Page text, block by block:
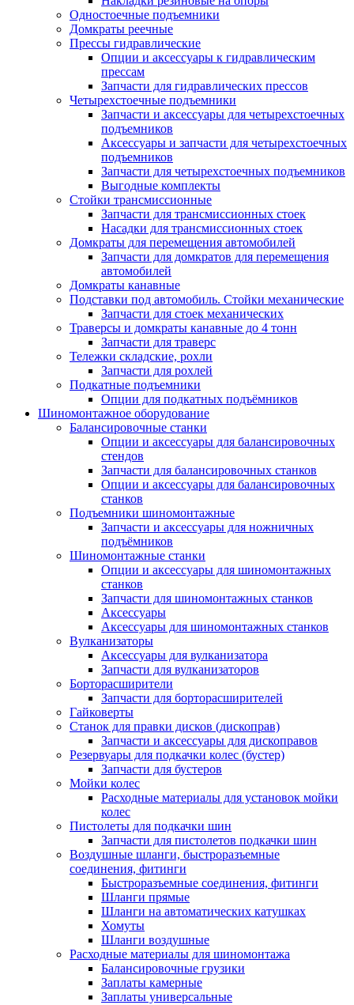
Одностоечные подъемники
Домкраты реечные
Прессы гидравлические
Опции и аксессуары к гидравлическим
прессам
Запчасти для гидравлических прессов
Четырехстоечные подъемники
Запчасти и аксессуары для четырехстоечных
подъемников
Аксессуары и запчасти для четырехстоечных
подъемников
Запчасти для четырехстоечных подъемников
Выгодные комплекты
Стойки трансмиссионные
Запчасти для трансмиссионных стоек
Насадки для трансмиссионных стоек
Домкраты для перемещения автомобилей
Запчасти для домкратов для перемещения
автомобилей
Домкраты канавные
Подставки под автомобиль. Стойки механические
Запчасти для стоек механических
Траверсы и домкраты канавные до 4 тонн
Запчасти для траверс
Тележки складские, рохли
Запчасти для рохлей
Подкатные подъемники
Опции для подкатных подъёмников
Шиномонтажное оборудование
Балансировочные станки
Опции и аксессуары для балансировочных
стендов
Запчасти для балансировочных станков
Опции и аксессуары для балансировочных
станков
Подъемники шиномонтажные
Запчасти и аксессуары для ножничных
подъёмников
Шиномонтажные станки
Опции и аксессуары для шиномонтажных
станков
Запчасти для шиномонтажных станков
Аксессуары
Аксессуары для шиномонтажных станков
Вулканизаторы
Аксессуары для вулканизатора
Запчасти для вулканизаторов
Борторасширители
Запчасти для борторасширителей
Гайковерты
Станок для правки дисков (дископрав)
Запчасти и аксессуары для дископравов
Резервуары для подкачки колес (бустер)
Запчасти для бустеров
Мойки колес
Расходные материалы для установок мойки
колес
Пистолеты для подкачки шин
Запчасти для пистолетов подкачки шин
Воздушные шланги, быстроразъемные
соединения, фитинги
Быстроразъемные соединения, фитинги
Шланги прямые
Шланги на автоматических катушках
Хомуты
Шланги воздушные
Расходные материалы для шиномонтажа
Балансировочные грузики
Заплаты камерные
Заплаты универсальные